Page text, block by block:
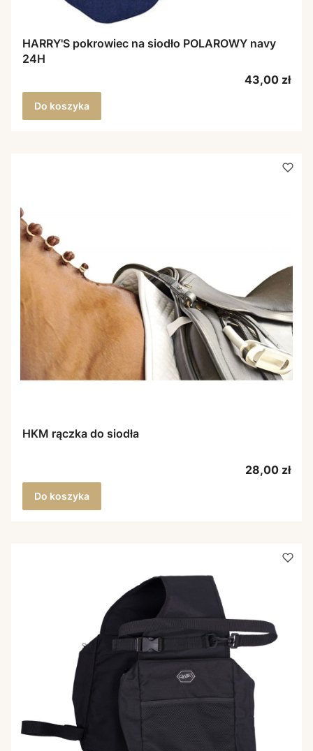
HARRY'S pokrowiec na siodło POLAROWY navy
24H
Cena
43,00 zł
Do koszyka
HKM rączka do siodła
Cena
28,00 zł
Do koszyka